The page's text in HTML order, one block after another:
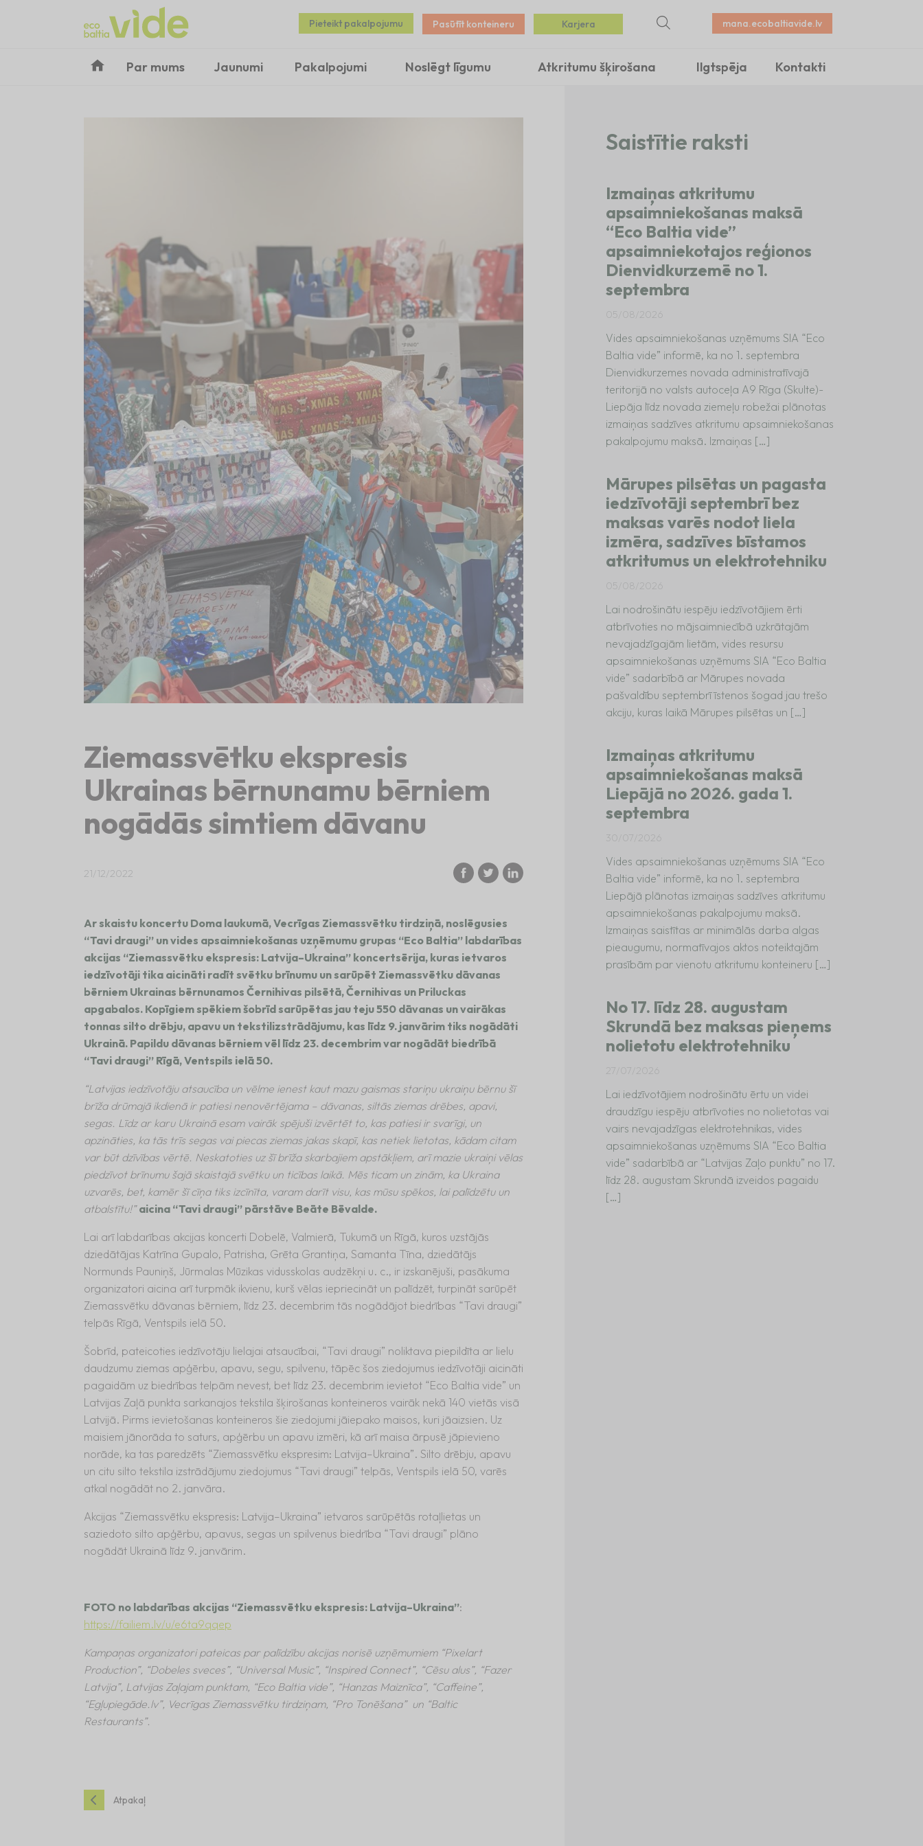
Pieteikt pakalpojumu Pasūtīt konteineru Karjera mana.ecobaltiavide.lv
Par mums Jaunumi Pakalpojumi Noslēgt līgumu Atkritumu šķirošana Ilgtspēja Kontakti
Ziemassvētku ekspresis
Ukrainas bērnunamu bērniem
nogādās simtiem dāvanu
21/12/2022
Ar skaistu koncertu Doma laukumā, Vecrīgas Ziemassvētku tirdziņā, noslēgusies
“Tavi draugi” un vides apsaimniekošanas uzņēmumu grupas “Eco Baltia” labdarības
akcijas “Ziemassvētku ekspresis: Latvija–Ukraina” koncertsērija, kuras ietvaros
iedzīvotāji tika aicināti radīt svētku brīnumu un sarūpēt Ziemassvētku dāvanas
bērniem Ukrainas bērnunamos Černihivas pilsētā, Černihivas un Priluckas
apgabalos. Kopīgiem spēkiem šobrīd sarūpētas jau teju 550 dāvanas un vairākas
tonnas silto drēbju, apavu un tekstilizstrādājumu, kas līdz 9. janvārim tiks nogādāti
Ukrainā. Papildu dāvanas bērniem vēl līdz 23. decembrim var nogādāt biedrībā
“Tavi draugi” Rīgā, Ventspils ielā 50.
“Latvijas iedzīvotāju atsaucība un vēlme ienest kaut mazu gaismas stariņu ukraiņu bērnu šī
brīža drūmajā ikdienā ir patiesi nenovērtējama – dāvanas, siltās ziemas drēbes, apavi,
segas. Līdz ar karu Ukrainā esam vairāk spējuši izvērtēt to, kas patiesi ir svarīgi, un
apzināties, ka tās trīs segas vai piecas ziemas jakas skapī, kas netiek lietotas, kādam citam
var būt dzīvības vērtē. Neskatoties uz šī brīža skarbajiem apstākļiem, arī mazie ukraiņi vēlas
piedzīvot brīnumu šajā skaistajā svētku un ticības laikā. Mēs ticam un zinām, ka Ukraina
uzvarēs, bet, kamēr šī cīņa tiks izcīnīta, varam darīt visu, kas mūsu spēkos, lai palīdzētu un
atbalstītu!” aicina “Tavi draugi” pārstāve Beāte Bēvalde.
Lai arī labdarības akcijas koncerti Dobelē, Valmierā, Tukumā un Rīgā, kuros uzstājās
dziedātājas Katrīna Gupalo, Patrisha, Grēta Grantiņa, Samanta Tīna, dziedātājs
Normunds Pauniņš, Jūrmalas Mūzikas vidusskolas audzēkņi u. c., ir izskanējuši, pasākuma
organizatori aicina arī turpmāk ikvienu, kurš vēlas iepriecināt un palīdzēt, turpināt sarūpēt
Ziemassvētku dāvanas bērniem, līdz 23. decembrim tās nogādājot biedrības “Tavi draugi”
telpās Rīgā, Ventspils ielā 50.
Šobrīd, pateicoties iedzīvotāju lielajai atsaucībai, “Tavi draugi” noliktava piepildīta ar lielu
daudzumu ziemas apģērbu, apavu, segu, spilvenu, tāpēc šos ziedojumus iedzīvotāji aicināti
pagaidām uz biedrības telpām nevest, bet līdz 23. decembrim ievietot “Eco Baltia vide” un
Latvijas Zaļā punkta sarkanajos tekstila šķirošanas konteineros vairāk nekā 140 vietās visā
Latvijā. Pirms ievietošanas konteineros šie ziedojumi jāiepako maisos, kuri jāaizsien. Uz
maisiem jānorāda to saturs, apģērbu un apavu izmēri, kā arī maisa ārpusē jāpievieno
norāde, ka tas paredzēts “Ziemassvētku ekspresim: Latvija–Ukraina”. Silto drēbju, apavu
un citu silto tekstila izstrādājumu ziedojumus “Tavi draugi” telpās, Ventspils ielā 50, varēs
atkal nogādāt no 2. janvāra.
Akcijas “Ziemassvētku ekspresis: Latvija–Ukraina” ietvaros sarūpētās rotaļlietas un
saziedoto silto apģērbu, apavus, segas un spilvenus biedrība “Tavi draugi” plāno
nogādāt Ukrainā līdz 9. janvārim.
FOTO no labdarības akcijas “Ziemassvētku ekspresis: Latvija–Ukraina”:
https://failiem.lv/u/e6ta9qqep
Kampaņas organizatori pateicas par palīdzību akcijas norisē uzņēmumiem “Pixelart
Production”, “Dobeles sveces”, “Universal Music”, “Inspired Connect”, “Cēsu alus”, “Fazer
Latvija”, Latvijas Zaļajam punktam, “Eco Baltia vide”, “Hanzas Maiznīca”, “Caffeine”,
“Egļupiegāde.lv”, Vecrīgas Ziemassvētku tirdziņam, “Pro Tonēšana” un “Baltic
Restaurants”.
Atpakaļ
Saistītie raksti
Izmaiņas atkritumu
apsaimniekošanas maksā
“Eco Baltia vide”
apsaimniekotajos reģionos
Dienvidkurzemē no 1.
septembra
05/08/2026
Vides apsaimniekošanas uzņēmums SIA “Eco
Baltia vide” informē, ka no 1. septembra
Dienvidkurzemes novada administratīvajā
teritorijā no valsts autoceļa A9 Rīga (Skulte)-
Liepāja līdz novada ziemeļu robežai plānotas
izmaiņas sadzīves atkritumu apsaimniekošanas
pakalpojumu maksā. Izmaiņas […]
Mārupes pilsētas un pagasta
iedzīvotāji septembrī bez
maksas varēs nodot liela
izmēra, sadzīves bīstamos
atkritumus un elektrotehniku
05/08/2026
Lai nodrošinātu iespēju iedzīvotājiem ērti
atbrīvoties no mājsaimniecībā uzkrātajām
nevajadzīgajām lietām, vides resursu
apsaimniekošanas uzņēmums SIA “Eco Baltia
vide” sadarbībā ar Mārupes novada
pašvaldību septembrī īstenos šogad jau trešo
akciju, kuras laikā Mārupes pilsētas un […]
Izmaiņas atkritumu
apsaimniekošanas maksā
Liepājā no 2026. gada 1.
septembra
30/07/2026
Vides apsaimniekošanas uzņēmums SIA “Eco
Baltia vide” informē, ka no 1. septembra
Liepājā plānotas izmaiņas sadzīves atkritumu
apsaimniekošanas pakalpojumu maksā.
Izmaiņas saistītas ar minimālās darba algas
pieaugumu, normatīvajos aktos noteiktajām
prasībām par vienotu atkritumu konteineru […]
No 17. līdz 28. augustam
Skrundā bez maksas pieņems
nolietotu elektrotehniku
27/07/2026
Lai iedzīvotājiem nodrošinātu ērtu un videi
draudzīgu iespēju atbrīvoties no nolietotas vai
vairs nevajadzīgas elektrotehnikas, vides
apsaimniekošanas uzņēmums SIA “Eco Baltia
vide” sadarbībā ar “Latvijas Zaļo punktu” no 17.
līdz 28. augustam Skrundā izveidos pagaidu
[…]